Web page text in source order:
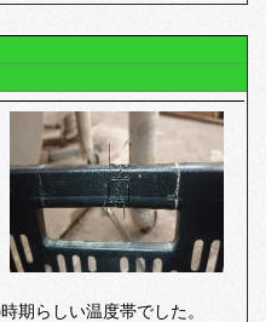
期らしい温度帯でした。